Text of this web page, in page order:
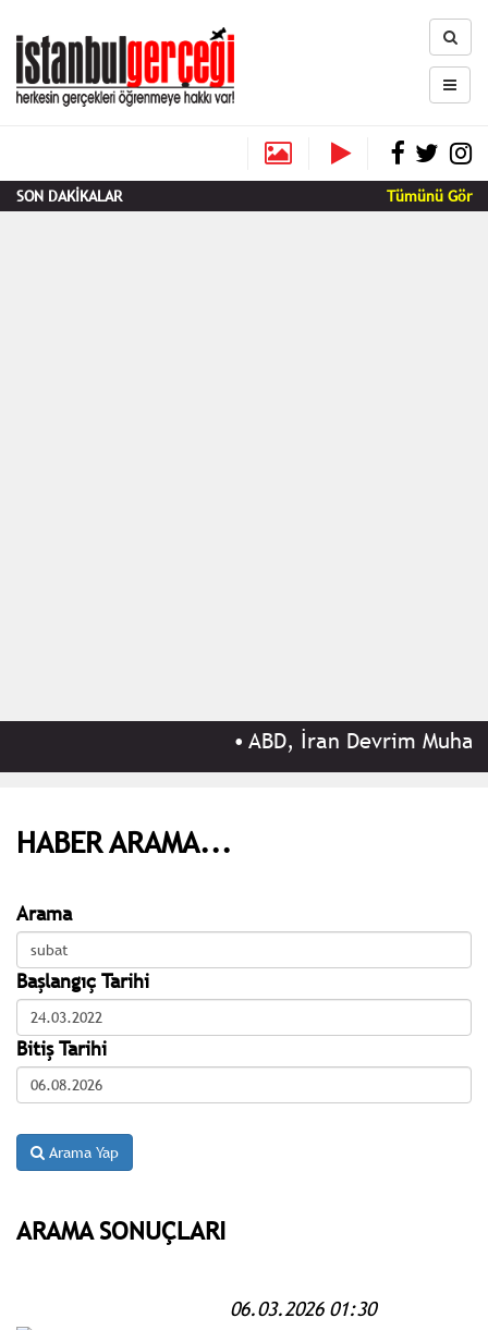
SON DAKİKALAR Tümünü Gör
ABD, İran Devrim
HABER ARAMA...
Arama
Başlangıç Tarihi
Bitiş Tarihi
Arama Yap
ARAMA SONUÇLARI
06.03.2026 01:30